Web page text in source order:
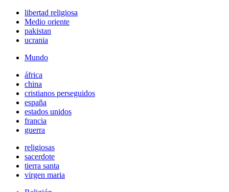
libertad religiosa
Medio oriente
pakistan
ucrania
Mundo
áfrica
china
cristianos perseguidos
españa
estados unidos
francia
guerra
religiosas
sacerdote
tierra santa
virgen maria